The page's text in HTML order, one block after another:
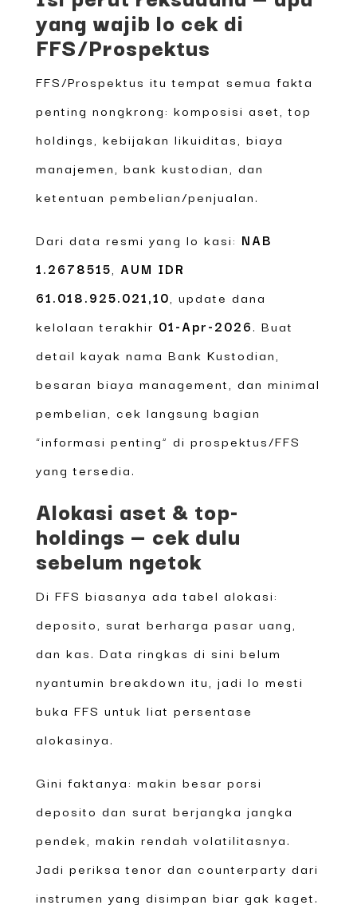
yang wajib lo cek di
FFS/Prospektus
FFS/Prospektus itu tempat semua fakta
penting nongkrong: komposisi aset, top
holdings, kebijakan likuiditas, biaya
manajemen, bank kustodian, dan
ketentuan pembelian/penjualan.
Dari data resmi yang lo kasi: NAB
1.2678515 AUM IDR
61.018.925.021,10 , update dana
kelolaan terakhir 01-Apr-2026. Buat
detail kayak nama Bank Kustodian,
besaran biaya management, dan minimal
pembelian, cek langsung bagian
“informasi penting” di prospektus/FFS
yang tersedia.
Alokasi aset & top-
holdings — cek dulu
sebelum ngetok
Di FFS biasanya ada tabel alokasi:
deposito, surat berharga pasar uang,
dan kas. Data ringkas di sini belum
nyantumin breakdown itu, jadi lo mesti
buka FFS untuk liat persentase
alokasinya.
Gini faktanya: makin besar porsi
deposito dan surat berjangka jangka
pendek, makin rendah volatilitasnya.
Jadi periksa tenor dan counterparty dari
instrumen yang disimpan biar gak kaget.